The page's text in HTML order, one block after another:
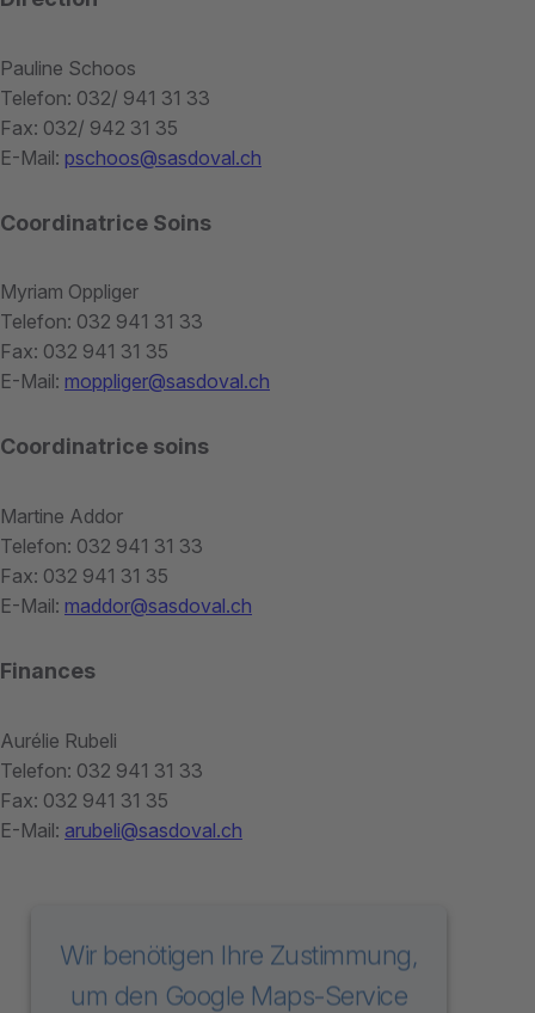
Pauline Schoos
Telefon: 032/ 941 31 33
Fax: 032/ 942 31 35
E-Mail: pschoos@sasdoval.ch
Coordinatrice Soins
Myriam Oppliger
Telefon: 032 941 31 33
Fax: 032 941 31 35
E-Mail: moppliger@sasdoval.ch
Coordinatrice soins
Martine Addor
Telefon: 032 941 31 33
Fax: 032 941 31 35
E-Mail: maddor@sasdoval.ch
Finances
Aurélie Rubeli
Telefon: 032 941 31 33
Fax: 032 941 31 35
E-Mail: arubeli@sasdoval.ch
Wir benötigen Ihre Zustimmung,
um den Google Maps-Service